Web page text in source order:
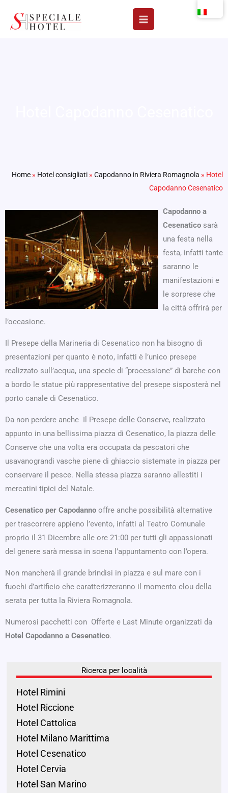
Home » Hotel consigliati » Capodanno in Riviera Romagnola » Hotel
Capodanno Cesenatico
Capodanno a
Cesenatico sarà
una festa nella
festa, infatti tante
saranno le
manifestazioni e
le sorprese che
la città offrirà per
l’occasione.
Il Presepe della Marineria di Cesenatico non ha bisogno di
presentazioni per quanto è noto, infatti è l’unico presepe
realizzato sull’acqua, una specie di “processione” di barche con
a bordo le statue più rappresentative del presepe sisposterà nel
porto canale di Cesenatico.
Da non perdere anche Il Presepe delle Conserve, realizzato
appunto in una bellissima piazza di Cesenatico, la piazza delle
Conserve che una volta era occupata da pescatori che
usavanograndi vasche piene di ghiaccio sistemate in piazza per
conservare il pesce. Nella stessa piazza saranno allestiti i
mercatini tipici del Natale.
Cesenatico per Capodanno offre anche possibilità alternative
per trascorrere appieno l’evento, infatti al Teatro Comunale
proprio il 31 Dicembre alle ore 21:00 per tutti gli appassionati
del genere sarà messa in scena l’appuntamento con l’opera.
Non mancherà il grande brindisi in piazza e sul mare con i
fuochi d’artificio che caratterizzeranno il momento clou della
serata per tutta la Riviera Romagnola.
Numerosi pacchetti con Offerte e Last Minute organizzati da
Hotel Capodanno a Cesenatico.
Ricerca per località
Hotel Rimini
Hotel Riccione
Hotel Cattolica
Hotel Milano Marittima
Hotel Cesenatico
Hotel Cervia
Hotel San Marino